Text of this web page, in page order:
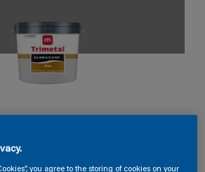
you agree to the storing of cookies on your